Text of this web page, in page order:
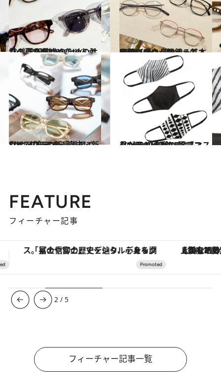
2021.5.24
この夏から始めたい人必見！ 普段使いのためのサングラス選び
コミック ＆ エッセイ 2021.5.14
自分に似合う眼鏡って？ 眼鏡のプロが教える基本の選び方
コミック ＆ エッセイ
2021.4.1
“サングラスを、自由に新しく” JINSの新感覚アイウェアブランド
コミック ＆ エッセイ 2021.5.6
見た目も優秀な“夏マスク” ヒット5 今、冷感マスクがスゴイんです！ ――2020 BEST5
ファッション
FEATURE
フィーチャー記事
【銀座で出合う最旬美容】美髪ケアや上質な眠り…セルフケアのアップデートから、特別な名入れギフトまで。大人のための「ReFa GINZA」クルーズ 【夏限定ディナーコース】旬を
3 / 5
フィーチャー記事一覧